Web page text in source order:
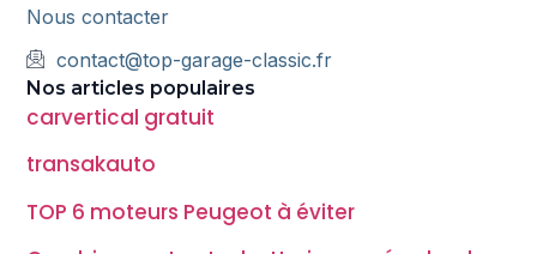
Nous contacter
contact@top-garage-classic.fr
Nos articles populaires
carvertical gratuit
transakauto
TOP 6 moteurs Peugeot à éviter